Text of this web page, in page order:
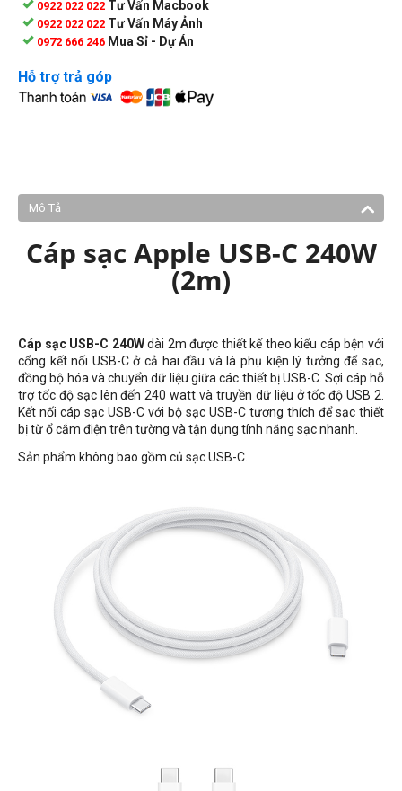
0922 022 022 Tư Vấn Macbook
0922 022 022 Tư Vấn Máy Ảnh
0972 666 246 Mua Sỉ - Dự Án
Hỗ trợ trả góp
Mô Tả
Cáp sạc Apple USB-C 240W
(2m)
Cáp sạc USB-C 240Wdài 2m được thiết kế theo kiểu cáp bện với
cổng kết nối USB-C ở cả hai đầu và là phụ kiện lý tưởng để sạc,
đồng bộ hóa và chuyển dữ liệu giữa các thiết bị USB-C. Sợi cáp hỗ
trợ tốc độ sạc lên đến 240 watt và truyền dữ liệu ở tốc độ USB 2.
Kết nối cáp sạc USB-C với bộ sạc USB-C tương thích để sạc thiết
bị từ ổ cắm điện trên tường và tận dụng tính năng sạc nhanh.
Sản phẩm không bao gồm củ sạc USB-C.